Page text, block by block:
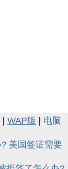
| WAP版 | 电脑
美国签证需要